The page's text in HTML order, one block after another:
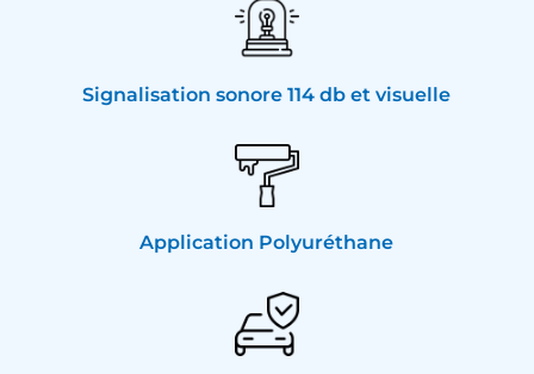
Signalisation sonore 114 db et visuelle
Application Polyuréthane